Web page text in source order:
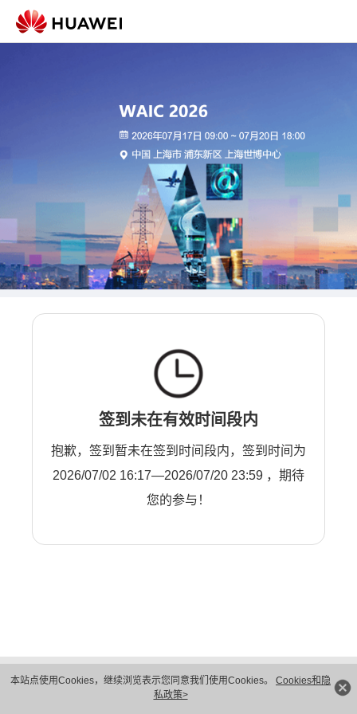
本站点使用Cookies，继续浏览表示您同意我们使用Cookies。 Cookies和隐
私政策>
签到未在有效时间段内
抱歉，签到暂未在签到时间段内，签到时间为
2026/07/02 16:17—2026/07/20 23:59 ，期待
您的参与！
隐私保护
法律声明